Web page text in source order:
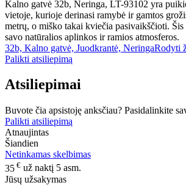
Kalno gatvė 32b, Neringa, LT-93102 yra
vietoje, kurioje derinasi ramybė ir gamtos
metrų, o miško takai kviečia pasivaikščioti. Šis
savo natūralios aplinkos ir ramios atmosferos.
32b, Kalno gatvė, Juodkrantė, NeringaRodyti
Palikti atsiliepimą
Atsiliepimai
Buvote čia apsistoję anksčiau? Pasidalinkite
Palikti atsiliepimą
Atnaujintas
Šiandien
Netinkamas skelbimas
35 € už naktį 5 asm.
Jūsų užsakymas